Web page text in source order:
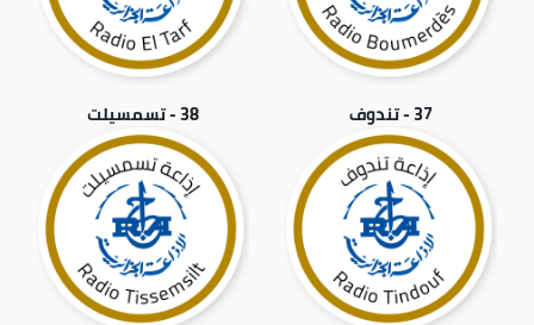
37 - تندوف 38 - تسمسيلت